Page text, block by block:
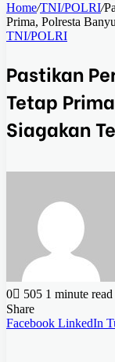
Home/TNI/POLRI/
Prima, Polresta
TNI/POLRI
Pastikan
Tetap
Siagakan
0
505 1 minute read
Share
Facebook LinkedIn